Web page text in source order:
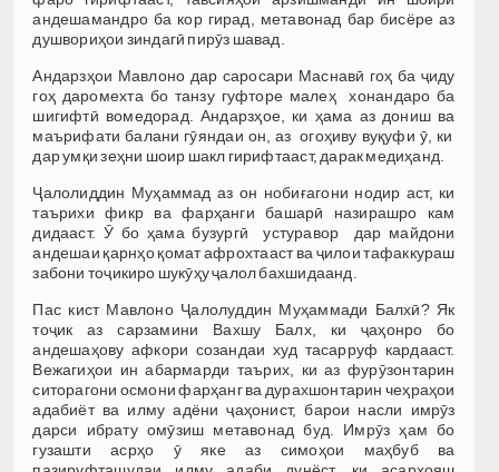
андешамандро ба кор гирад, метавонад бар бисёре аз
душвориҳои зиндагӣ пирӯз шавад.
Андарзҳои Мавлоно дар саросари Маснавӣ гоҳ ба ҷиду
гоҳ даромехта бо танзу гуфторе малеҳ хонандаро ба
шигифтӣ вомедорад. Андарзҳое, ки ҳама аз дониш ва
маърифати балани гӯяндаи он, аз огоҳиву вуқуфи ӯ, ки
дар умқи зеҳни шоир шакл гирифтааст, дарак медиҳанд.
Ҷалолиддин Муҳаммад аз он нобиғагони нодир аст, ки
таърихи фикр ва фарҳанги башарӣ назирашро кам
дидааст. Ӯ бо ҳама бузургӣ устуравор дар майдони
андешаи қарнҳо қомат афрохтааст ва ҷилои тафаккураш
забони тоҷикиро шукӯҳу ҷалол бахшидаанд.
Пас кист Мавлоно Ҷалолуддин Муҳаммади Балхӣ? Як
тоҷик аз сарзамини Вахшу Балх, ки ҷаҳонро бо
андешаҳову афкори созандаи худ тасарруф кардааст.
Вежагиҳои ин абармарди таърих, ки аз фурӯзонтарин
ситорагони осмони фарҳанг ва дурахшонтарин чеҳраҳои
адабиёт ва илму адёни ҷаҳонист, барои насли имрӯз
дарси ибрату омӯзиш метавонад буд. Имрӯз ҳам бо
гузашти асрҳо ӯ яке аз симоҳои маҳбуб ва